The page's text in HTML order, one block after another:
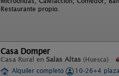
Restaurante propio.
Casa Domper
Casa Rural en Salas Altas (Huesca)
Alquiler completo
10-26+4